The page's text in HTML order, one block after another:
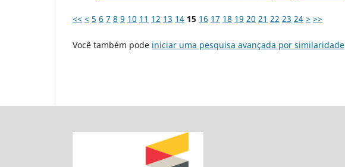
<< < 5 6 7 8 9 10 11 12 13 14 15 16 17 18 19 20 21 22 23 24 > >>
Você também pode iniciar uma pesquisa avançada por similaridade